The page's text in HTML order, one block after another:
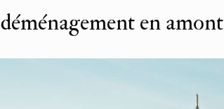
en amont